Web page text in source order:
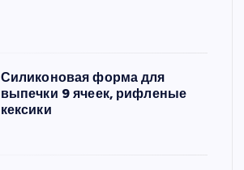
Силиконовая форма для
выпечки 9 ячеек, рифленые
кексики